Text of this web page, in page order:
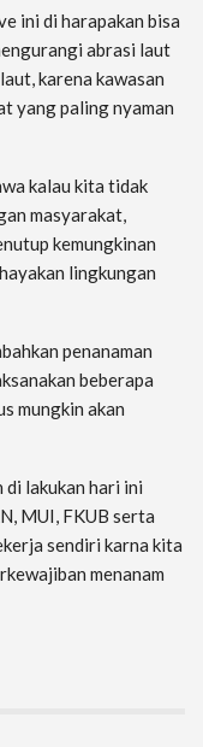
ini di harapakan bisa
abrasi laut
karena kawasan
yang paling nyaman
kalau kita tidak
masyarakat,
kemungkinan
lingkungan
penanaman
beberapa
mungkin akan
di lakukan hari ini
MUI, FKUB serta
sendiri karna kita
menanam